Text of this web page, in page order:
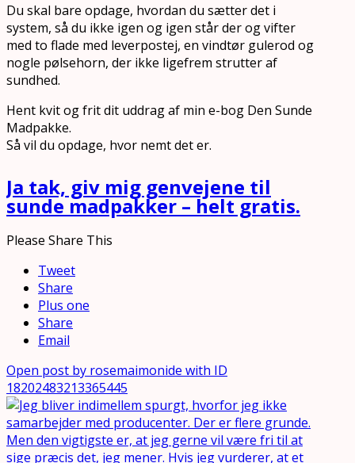
Du skal bare opdage, hvordan du sætter det i
system, så du ikke igen og igen står der og vifter
med to flade med leverpostej, en vindtør gulerod og
nogle pølsehorn, der ikke ligefrem strutter af
sundhed.
Hent kvit og frit dit uddrag af min e-bog Den Sunde
Madpakke.
Så vil du opdage, hvor nemt det er.
Ja tak, giv mig genvejene til
sunde madpakker – helt gratis.
Please Share This
Tweet
Share
Plus one
Share
Email
Open post by rosemaimonide with ID
18202483213365445